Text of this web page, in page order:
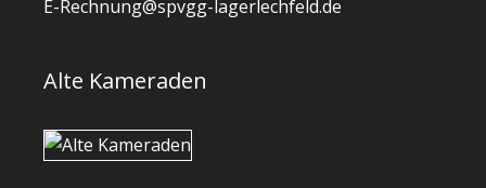
E-Rechnung@spvgg-lagerlechfeld.de
Alte Kameraden